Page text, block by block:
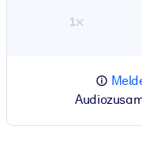
1×